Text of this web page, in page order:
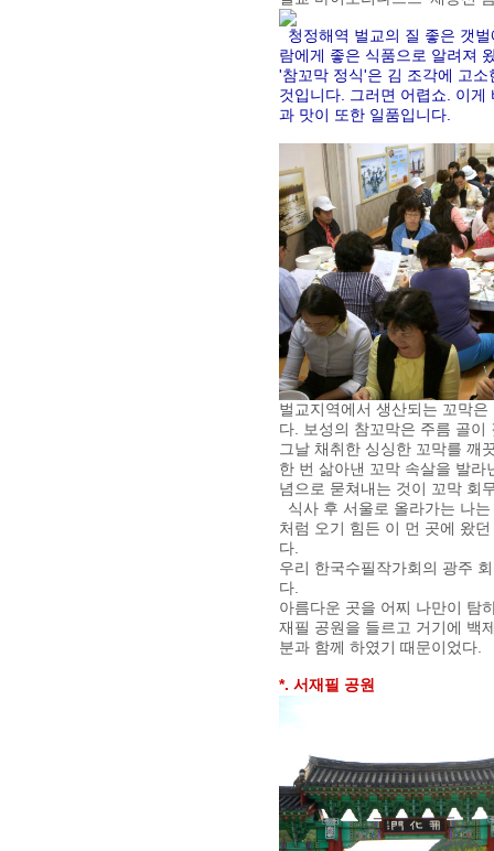
청정해역 벌교의 질 좋은 갯
람에게 좋은 식품으로 알려져
'참꼬막 정식'은 김 조각에 고
것입니다. 그러면 어렵쇼. 이
과 맛이 또한 일품입니다.
벌교지역에서 생산되는 꼬막
다. 보성의 참꼬막은 주름 골이
그날 채취한 싱싱한 꼬막를 깨
한 번 삶아낸 꼬막 속살을 발
념으로 묻쳐내는 것이 꼬막 회
식사 후 서울로 올라가는 나
처럼 오기 힘든 이 먼 곳에 왔
다.
우리 한국수필작가회의 광주
다.
아름다운 곳을 어찌 나만이 탐
재필 공원을 들르고 거기에 백
분과 함께 하였기 때문이었다.
*. 서재필 공원